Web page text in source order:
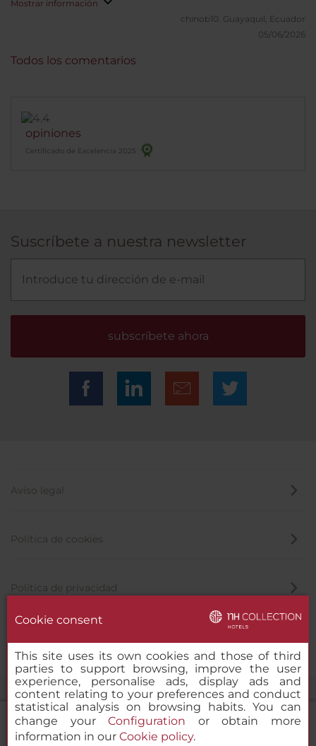
Mostrar información
chinob10. Guayaquil, Ecuador
05/06/2026
opiniones
Certificado de Excelencia 2025
Todos los comentarios
Suscríbete a nuestra newsletter
subscríbete ahora
Aviso legal
Política de cookies
Política de privacidad
Cookie consent
This site uses its own cookies and those of third
parties to support browsing, improve the user
experience, personalise ads, display ads and
content relating to your preferences and conduct
statistical analysis on browsing habits. You can
change yourConfiguration or obtain more
information in our Cookie policy.